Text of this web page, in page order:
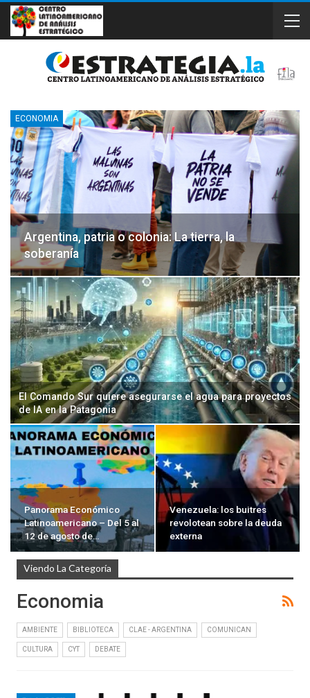
ECONOMIA
Argentina, patria o colonia: La tierra, la
soberanía
El Comando Sur quiere asegurarse el agua para proyectos
de IA en la Patagonia
Panorama Económico
Latinoamericano – Del 5 al
12 de agosto de…
Venezuela: los buitres
revolotean sobre la deuda
externa
Viendo La Categoría
Economia
AMBIENTE BIBLIOTECA CLAE - ARGENTINA COMUNICAN
CULTURA CYT DEBATE